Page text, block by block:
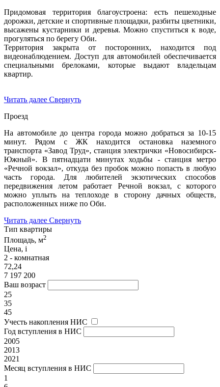
Придомовая территория благоустроена: есть пешеходные
дорожки, детские и спортивные площадки, разбиты цветники,
высажены кустарники и деревья. Можно спуститься к воде,
прогуляться по берегу Оби.
Территория закрыта от посторонних, находится под
видеонаблюдением. Доступ для автомобилей обеспечивается
специальными брелоками, которые выдают владельцам
квартир.
Читать далее Свернуть
Проезд
На автомобиле до центра города можно добраться за 10-15
минут. Рядом с ЖК находится остановка наземного
транспорта «Завод Труд», станция электрички «Новосибирск-
Южный». В пятнадцати минутах ходьбы - станция метро
«Речной вокзал», откуда без пробок можно попасть в любую
часть города. Для любителей экзотических способов
передвижения летом работает Речной вокзал, с которого
можно уплыть на теплоходе в сторону дачных обществ,
расположенных ниже по Оби.
Читать далее Свернуть
Тип квартиры
Площадь, м2
Цена, i
2 - комнатная
72,24
7 197 200
Ваш возраст
25
35
45
Учесть накопления НИС
Год вступления в НИС
2005
2013
2021
Месяц вступления в НИС
1